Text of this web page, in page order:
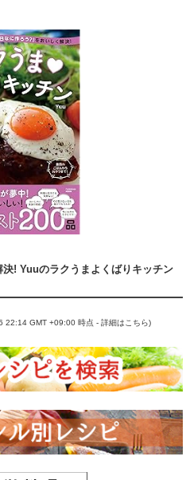
決! Yuuのラクうまよくばりキッチン
22:14 GMT +09:00 時点 -詳細はこちら)